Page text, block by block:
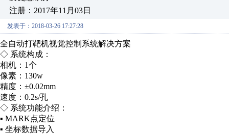
注册：2017年11月03日
发表于：2018-03-26 17:27:28
全自动打靶机视觉控制系统解决方案
◇ 系统构成：
相机：1个
像素：130w
精度：±0.02mm
速度：0.2s/孔
◇ 系统功能介绍：
▪ MARK点定位
▪ 坐标数据导入